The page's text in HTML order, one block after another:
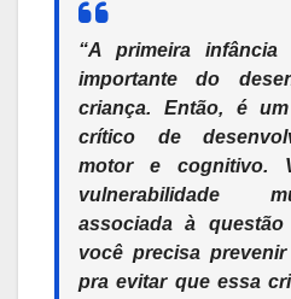
“A primeira
importante do
criança. Então, é
crítico de
motor e cognitivo.
vulnerabilidade
associada à
você precisa
pra evitar que essa